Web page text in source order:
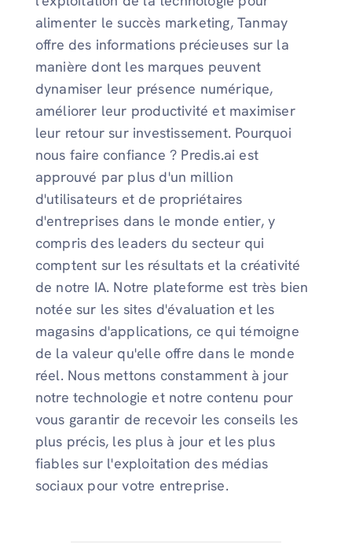
alimenter le succès marketing, Tanmay
offre des informations précieuses sur la
manière dont les marques peuvent
dynamiser leur présence numérique,
améliorer leur productivité et maximiser
leur retour sur investissement. Pourquoi
nous faire confiance ? Predis.ai est
approuvé par plus d'un million
d'utilisateurs et de propriétaires
d'entreprises dans le monde entier, y
compris des leaders du secteur qui
comptent sur les résultats et la créativité
de notre IA. Notre plateforme est très bien
notée sur les sites d'évaluation et les
magasins d'applications, ce qui témoigne
de la valeur qu'elle offre dans le monde
réel. Nous mettons constamment à jour
notre technologie et notre contenu pour
vous garantir de recevoir les conseils les
plus précis, les plus à jour et les plus
fiables sur l'exploitation des médias
sociaux pour votre entreprise.